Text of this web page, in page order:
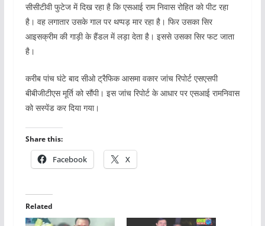
सीसीटीवी फुटेज में दिख रहा है कि एसआई राम निवास रोहित को पीट रहा
है। वह लगातार उसके गाल पर थप्पड़ मार रहा है। फिर उसका सिर
आइसक्रीम की गाड़ी के हैंडल में लड़ा देता है। इससे उसका सिर फट जाता
है।
करीब पांच घंटे बाद सीओ ट्रैफिक आसमा वकार जांच रिपोर्ट एसएसपी
बीबीजीटीएस मूर्ति को सौंपी। इस जांच रिपोर्ट के आधार पर एसआई रामनिवास
को सस्पेंड कर दिया गया।
Share this:
Facebook X
Related